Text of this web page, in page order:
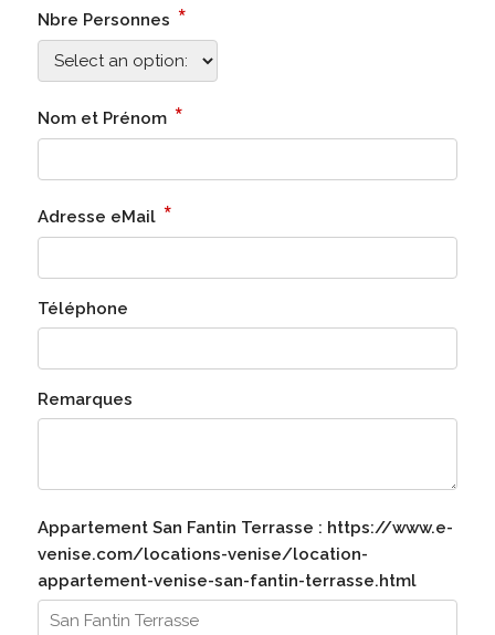
Nbre Personnes *
Nom et Prénom *
Adresse eMail *
Téléphone
Remarques
Appartement San Fantin Terrasse : https://www.e-
venise.com/locations-venise/location-
appartement-venise-san-fantin-terrasse.html